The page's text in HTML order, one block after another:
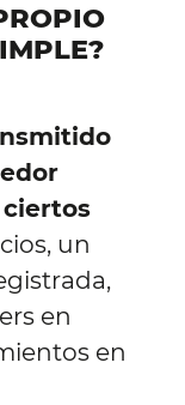
un
en
en